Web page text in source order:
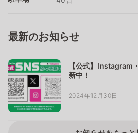
最新のお知らせ
【公式】Instagram
新中！
2024年12月30日